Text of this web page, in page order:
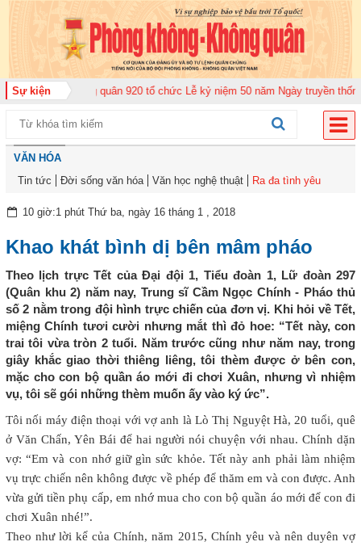
Sự kiện
đoàn Không quân 920 tổ chức Lễ kỷ niệm 50 năm Ngày truyền thống
VĂN HÓA
Tin tức
Đời sống văn hóa Văn học nghệ thuật Ra đa tình yêu
10 giờ:1 phút Thứ ba, ngày 16 tháng 1 , 2018
Khao khát bình dị bên mâm pháo
Theo lịch trực Tết của Đại đội 1, Tiểu đoàn 1, Lữ đoàn 297
(Quân khu 2) năm nay, Trung sĩ Cầm Ngọc Chính - Pháo thủ
số 2 nằm trong đội hình trực chiến của đơn vị. Khi hỏi về Tết,
miệng Chính tươi cười nhưng mắt thì đỏ hoe: “Tết này, con
trai tôi vừa tròn 2 tuổi. Năm trước cũng như năm nay, trong
giây khắc giao thời thiêng liêng, tôi thèm được ở bên con,
mặc cho con bộ quần áo mới đi chơi Xuân, nhưng vì nhiệm
vụ, tôi sẽ gói những thèm muốn ấy vào ký ức”.
Tôi nối máy điện thoại với vợ anh là Lò Thị Nguyệt Hà, 20 tuổi, quê
ở Văn Chấn, Yên Bái để hai người nói chuyện với nhau. Chính dặn
vợ: “Em và con nhớ giữ gìn sức khỏe. Tết này anh phải làm nhiệm
vụ trực chiến nên không được về phép để thăm em và con được. Anh
vừa gửi tiền phụ cấp, em nhớ mua cho con bộ quần áo mới để con đi
chơi Xuân nhé!”.
Theo như lời kể của Chính, năm 2015, Chính yêu và nên duyên vợ